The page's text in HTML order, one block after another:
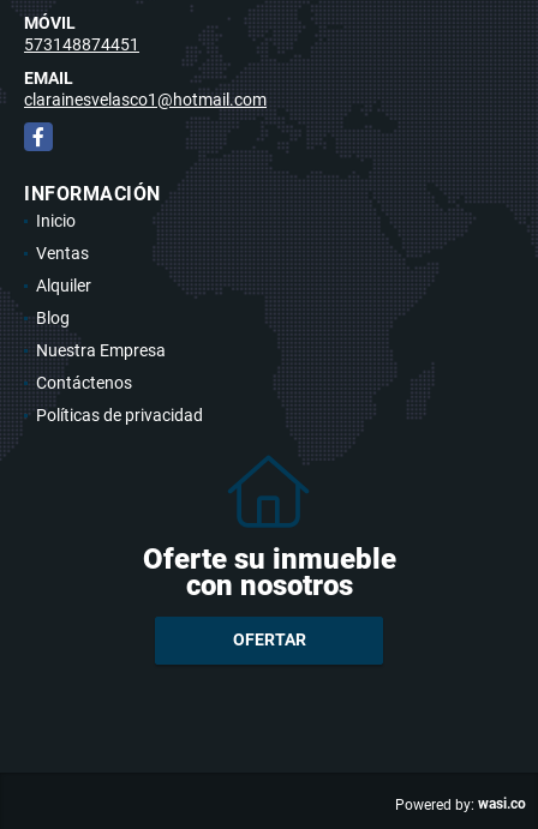
MÓVIL
573148874451
EMAIL
clarainesvelasco1@hotmail.com
Facebook
INFORMACIÓN
Inicio
Ventas
Alquiler
Blog
Nuestra Empresa
Contáctenos
Políticas de privacidad
Oferte su inmueble
con nosotros
OFERTAR
Powered by: wasi.co